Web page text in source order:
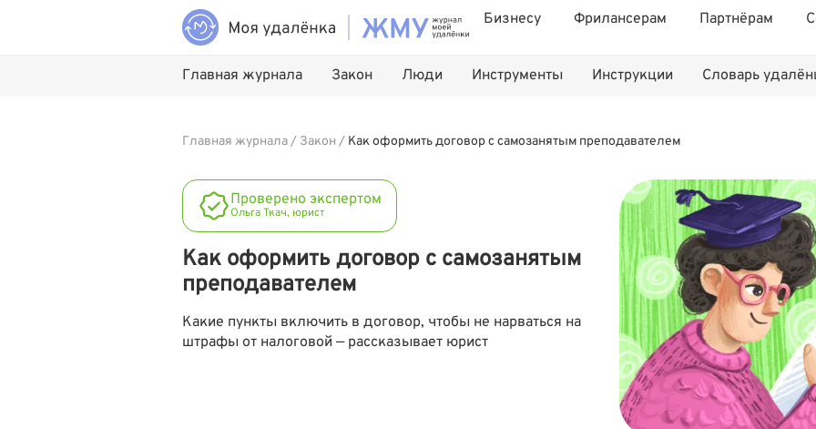
Бизнесу Фрилансерам Партнёрам
Главная журнала Закон Люди Инструменты Инструкции Словарь
Главная журнала/ Закон / Как оформить договор с самозанятым преподавателем
Проверено экспертом
Ольга Ткач, юрист
Как оформить договор с самозанятым
преподавателем
Какие пункты включить в договор, чтобы не нарваться на
штрафы от налоговой — рассказывает юрист